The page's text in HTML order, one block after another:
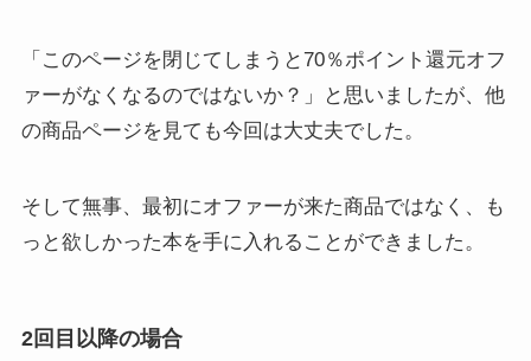
「このページを閉じてしまうと70％ポイント還元オフ
ァーがなくなるのではないか？」と思いましたが、他
の商品ページを見ても今回は大丈夫でした。
そして無事、最初にオファーが来た商品ではなく、も
っと欲しかった本を手に入れることができました。
2回目以降の場合